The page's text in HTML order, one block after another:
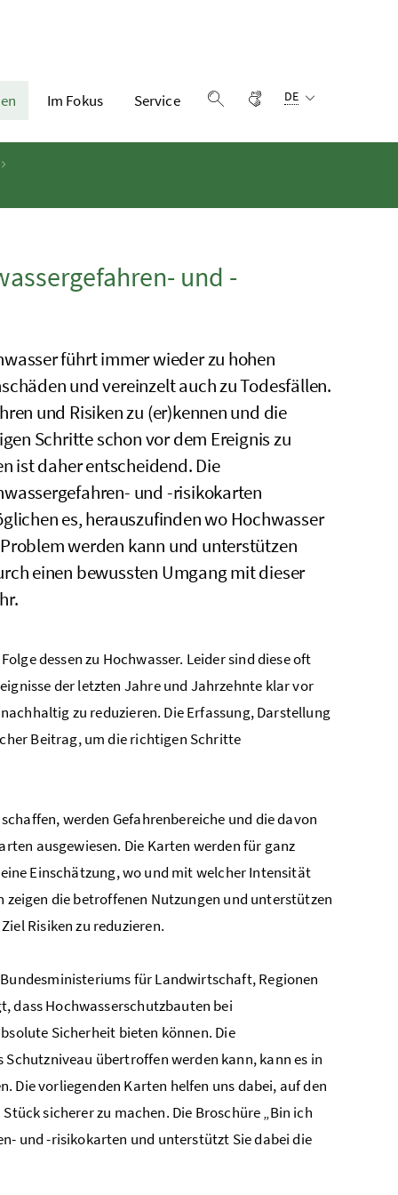
Im Fokus
Service
Gebärdensprache
DE
und -
führt immer wieder zu hohen
und vereinzelt auch zu Todesfällen.
und Risiken zu (er)kennen und die
Schritte schon vor dem Ereignis zu
ist daher entscheidend. Die
und -risikokarten
es, herauszufinden wo Hochwasser
werden kann und unterstützen
einen bewussten Umgang mit dieser
dessen zu Hochwasser. Leider sind diese oft
der letzten Jahre und Jahrzehnte klar vor
zu reduzieren. Die Erfassung, Darstellung
Beitrag, um die richtigen Schritte
werden Gefahrenbereiche und die davon
ausgewiesen. Die Karten werden für ganz
Einschätzung, wo und mit welcher Intensität
die betroffenen Nutzungen und unterstützen
Risiken zu reduzieren.
für Landwirtschaft, Regionen
dass Hochwasserschutzbauten bei
Sicherheit bieten können. Die
übertroffen werden kann, kann es in
Die vorliegenden Karten helfen uns dabei, auf den
sicherer zu machen. Die Broschüre „Bin ich
und -risikokarten und unterstützt Sie dabei die